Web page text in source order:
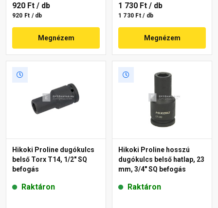
920 Ft / db
920 Ft / db
Megnézem
1 730 Ft / db
1 730 Ft / db
Megnézem
Hikoki Proline dugókulcs
belső Torx T14, 1/2" SQ
befogás
Raktáron
Hikoki Proline hosszú
dugókulcs belső hatlap, 23
mm, 3/4" SQ befogás
Raktáron